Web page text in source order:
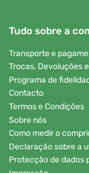
Tudo sobre a
Transporte e
Trocas, Devoluções
Programa de
Contacto
Termos e Condições
Sobre nós
Como medir o
Declaração sobre a
Protecção de dados